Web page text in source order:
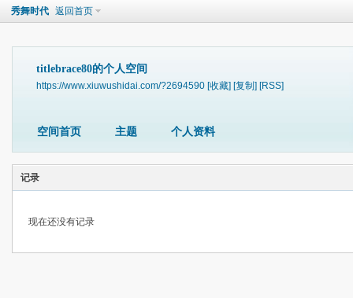
秀舞时代 返回首页
titlebrace80的个人空间
https://www.xiuwushidai.com/?2694590 [收藏] [复制] [RSS]
空间首页 主题 个人资料
记录
现在还没有记录